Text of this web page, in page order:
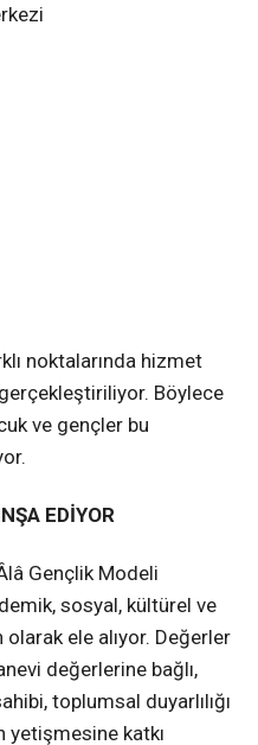
noktalarında hizmet
Böylece
ve gençler bu
EDİYOR
Gençlik Modeli
sosyal, kültürel ve
ele alıyor. Değerler
değerlerine bağlı,
toplumsal duyarlılığı
yetişmesine katkı